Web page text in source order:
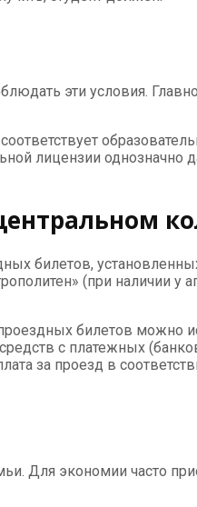
эти условия.
лицензии однозначно
билетов,
(при наличии у
билетов можно
с платежных
за проезд в
Для экономии часто